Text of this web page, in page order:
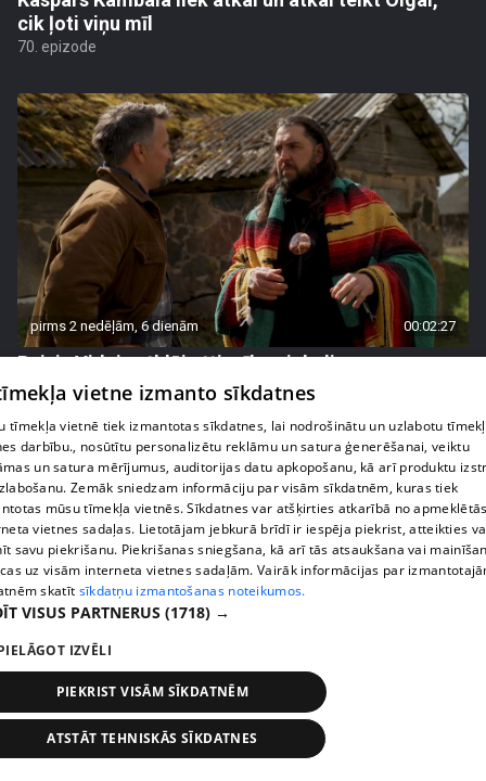
cik ļoti viņu mīl
70. epizode
pirms 2 nedēļām, 6 dienām 00:02:27
Raivis Vidzis atklāj attiecību aizkulises
71. epizode
Magone sarūpē īpašu dāvanu savai draudzenei
Evitai
vietne izmanto sīkdatnes
tīmekļa vietnē tiek izmantotas sīkdatnes, lai nodrošinātu un uzlabotu
darbību., nosūtītu personalizētu reklāmu un satura ģenerēšanai, veiktu
un satura mērījumus, auditorijas datu apkopošanu, kā arī produktu
Zemāk sniedzam informāciju par visām sīkdatnēm, kuras tiek
mūsu tīmekļa vietnēs. Sīkdatnes var atšķirties atkarībā no
vietnes sadaļas. Lietotājam jebkurā brīdī ir iespēja piekrist, atteikties
savu piekrišanu. Piekrišanas sniegšana, kā arī tās atsaukšana vai
uz visām interneta vietnes sadaļām. Vairāk informācijas par
skatīt sīkdatņu izmantošanas noteikumos.
VISUS PARTNERUS (1718) →
IZVĒLI
PIEKRIST VISĀM SĪKDATNĒM
ATSTĀT TEHNISKĀS SĪKDATNES